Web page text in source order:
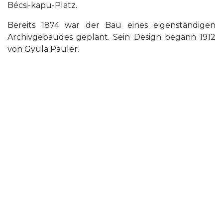
Bécsi-kapu-Platz.
Bereits 1874 war der Bau eines eigenständigen
Archivgebäudes geplant. Sein Design begann 1912
von Gyula Pauler.